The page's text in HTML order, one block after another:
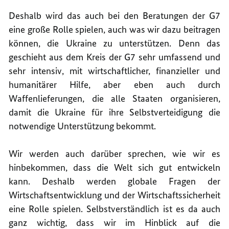
Deshalb wird das auch bei den Beratungen der G7
eine große Rolle spielen, auch was wir dazu beitragen
können, die Ukraine zu unterstützen. Denn das
geschieht aus dem Kreis der G7 sehr umfassend und
sehr intensiv, mit wirtschaftlicher, finanzieller und
humanitärer Hilfe, aber eben auch durch
Waffenlieferungen, die alle Staaten organisieren,
damit die Ukraine für ihre Selbstverteidigung die
notwendige Unterstützung bekommt.
Wir werden auch darüber sprechen, wie wir es
hinbekommen, dass die Welt sich gut entwickeln
kann. Deshalb werden globale Fragen der
Wirtschaftsentwicklung und der Wirtschaftssicherheit
eine Rolle spielen. Selbstverständlich ist es da auch
ganz wichtig, dass wir im Hinblick auf die